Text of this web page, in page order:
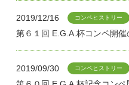
2019/12/16 コンペヒストリー
第６１回 E.G.A.杯コンペ開催
2019/09/30 コンペヒストリー